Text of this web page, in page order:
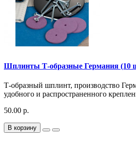
Шплинты Т-образные Германия (10
Т-образный шплинт, производство
удобного и распространенного
50.00 р.
В корзину